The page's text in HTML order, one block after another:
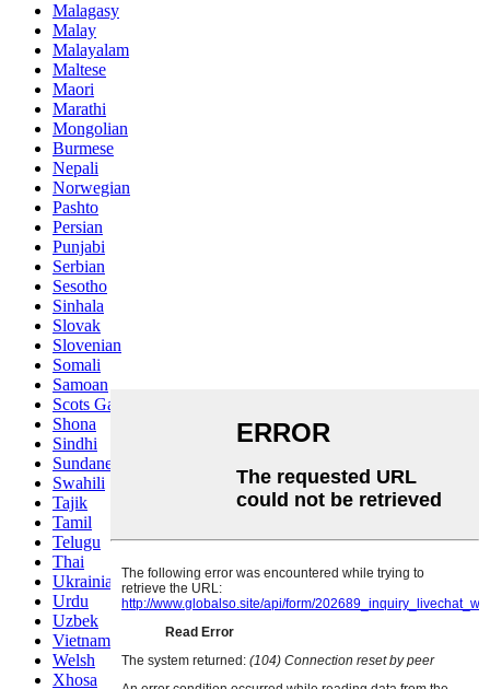
Malagasy
Malay
Malayalam
Maltese
Maori
Marathi
Mongolian
Burmese
Nepali
Norwegian
Pashto
Persian
Punjabi
Serbian
Sesotho
Sinhala
Slovak
Slovenian
Somali
Samoan
Scots Gaelic
Shona
Sindhi
Sundanese
Swahili
Tajik
Tamil
Telugu
Thai
Ukrainian
Urdu
Uzbek
Vietnamese
Welsh
Xhosa